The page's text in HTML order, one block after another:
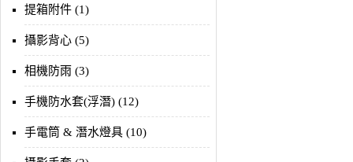
提箱附件 (1)
攝影背心 (5)
相機防雨 (3)
手機防水套(浮潛) (12)
手電筒 & 潛水燈具 (10)